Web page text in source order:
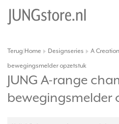
Terug Home Designseries A Creation
bewegingsmelder opzetstuk
JUNG A-range
bewegingsmelder